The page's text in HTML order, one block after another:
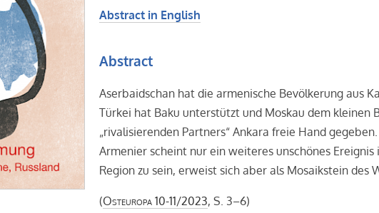
Abstract in English
Abstract
Aserbaidschan hat die armenische Bevölkerung aus
Türkei hat Baku unterstützt und Moskau dem kleinen
„rivalisierenden Partners“ Ankara freie Hand
Armenier scheint nur ein weiteres unschönes
Region zu sein, erweist sich aber als Mosaikstein des
(Osteuropa 10-11/2023, S. 3–6)